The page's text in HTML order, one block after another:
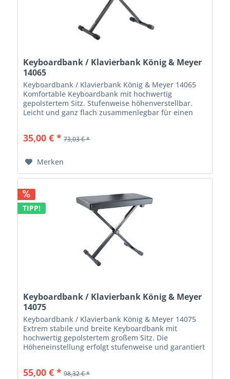
Keyboardbank / Klavierbank König & Meyer
14065
Keyboardbank / Klavierbank König & Meyer 14065
Komfortable Keyboardbank mit hochwertig
gepolstertem Sitz. Stufenweise höhenverstellbar.
Leicht und ganz flach zusammenlegbar für einen
35,00 € * 73,03 € *
Merken
TIPP!
Keyboardbank / Klavierbank König & Meyer
14075
Keyboardbank / Klavierbank König & Meyer 14075
Extrem stabile und breite Keyboardbank mit
hochwertig gepolstertem großem Sitz. Die
Höheneinstellung erfolgt stufenweise und garantiert
55,00 € * 98,32 € *